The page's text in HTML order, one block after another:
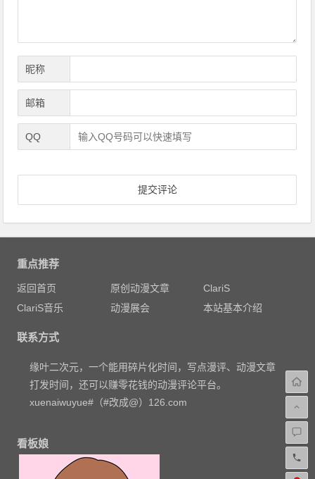
昵称
邮箱
QQ
重点推荐
返回首页 原创动漫文章
ClariS
ClariS音乐
动漫展会 本站基本介绍
联系方式
缘叶二次元，一个能用碎片化时间，写点漫评、动漫文章
打发时间，还可以赚零花钱的动漫评论平台。
xuenaiwuyue#（#改成@）126.com
看板娘